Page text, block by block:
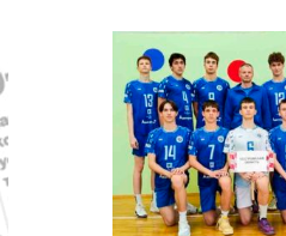
й
о
б
л
а
с
т
и
.
Н